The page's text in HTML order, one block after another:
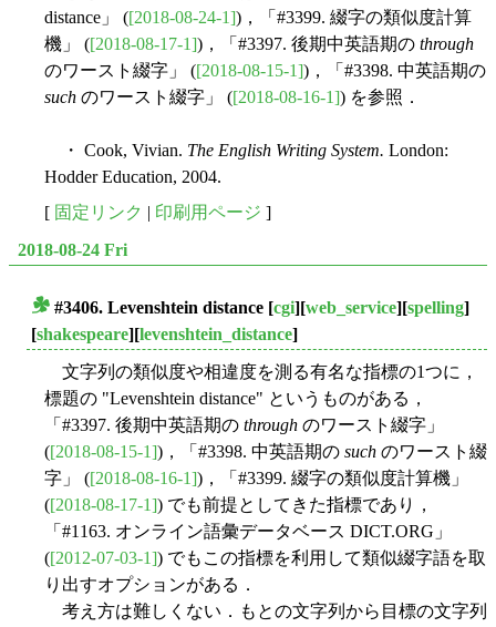
distance」 ([2018-08-24-1])，「#3399. 綴字の類似度計算
機」 ([2018-08-17-1])，「#3397. 後期中英語期の through
のワースト綴字」 ([2018-08-15-1])，「#3398. 中英語期の
such のワースト綴字」 ([2018-08-16-1]) を参照．
・ Cook, Vivian. The English Writing System. London:
Hodder Education, 2004.
[ 固定リンク | 印刷用ページ ]
2018-08-24 Fri
#3406. Levenshtein distance [cgi][web_service][spelling]
[shakespeare][levenshtein_distance]
文字列の類似度や相違度を測る有名な指標の1つに，
標題の "Levenshtein distance" というものがある，
「#3397. 後期中英語期の through のワースト綴字」
([2018-08-15-1])，「#3398. 中英語期の such のワースト綴
字」 ([2018-08-16-1])，「#3399. 綴字の類似度計算機」
([2018-08-17-1]) でも前提としてきた指標であり，
「#1163. オンライン語彙データベース DICT.ORG」
([2012-07-03-1]) でもこの指標を利用して類似綴字語を取
り出すオプションがある．
考え方は難しくない．もとの文字列から目標の文字列